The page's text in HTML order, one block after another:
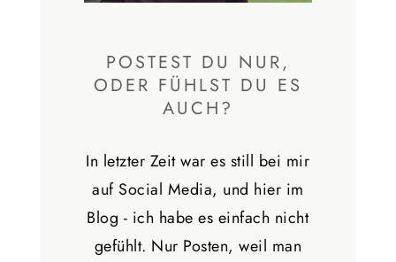
POSTEST DU NUR,
ODER FÜHLST DU ES
AUCH?
In letzter Zeit war es still bei mir
auf Social Media, und hier im
Blog - ich habe es einfach nicht
gefühlt. Nur Posten, weil man